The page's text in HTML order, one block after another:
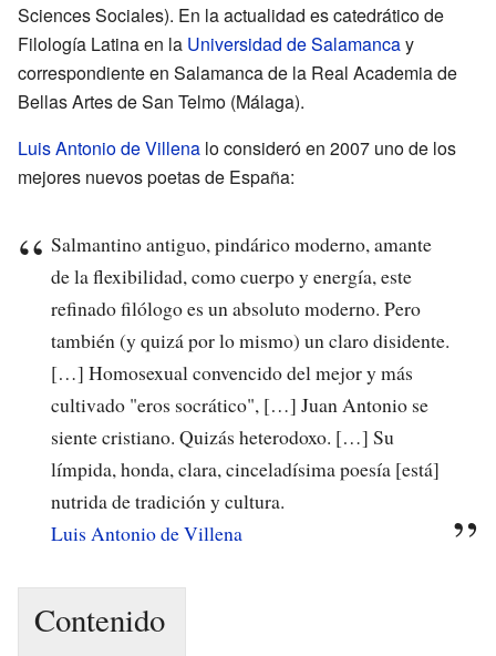
Sciences Sociales). En la actualidad es catedrático de
Filología Latina en la Universidad de Salamancay
correspondiente en Salamanca de la Real Academia de
Bellas Artes de San Telmo (Málaga).
Luis Antonio de Villena lo consideró en 2007 uno de los
mejores nuevos poetas de España:
Salmantino antiguo, pindárico moderno, amante
de la flexibilidad, como cuerpo y energía, este
refinado filólogo es un absoluto moderno. Pero
también (y quizá por lo mismo) un claro disidente.
[…] Homosexual convencido del mejor y más
cultivado "eros socrático", […] Juan Antonio se
siente cristiano. Quizás heterodoxo. […] Su
límpida, honda, clara, cinceladísima poesía [está]
nutrida de tradición y cultura.
Luis Antonio de Villena
Contenido